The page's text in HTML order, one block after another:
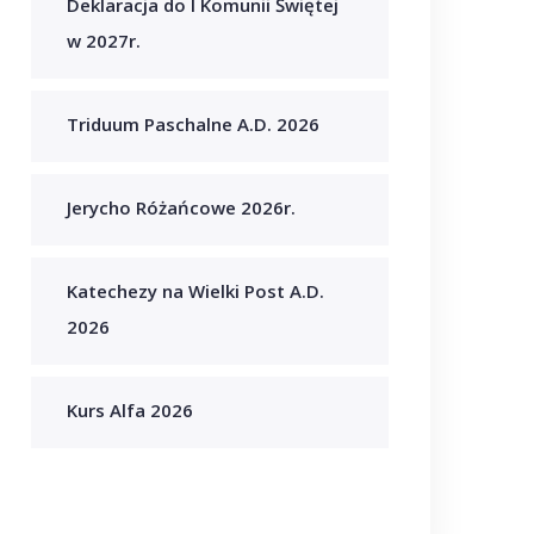
Deklaracja do I Komunii Świętej
w 2027r.
Triduum Paschalne A.D. 2026
Jerycho Różańcowe 2026r.
Katechezy na Wielki Post A.D.
2026
Kurs Alfa 2026